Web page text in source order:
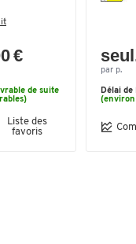
€
de suite
Liste des
favoris
par p.
Délai
(environ